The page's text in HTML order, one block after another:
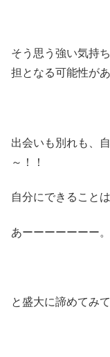
そう思う強い気持
担となる可能性があ
出会いも別れも、
～！！
自分にできること
あーーーーーーー。
と盛大に諦めてみ